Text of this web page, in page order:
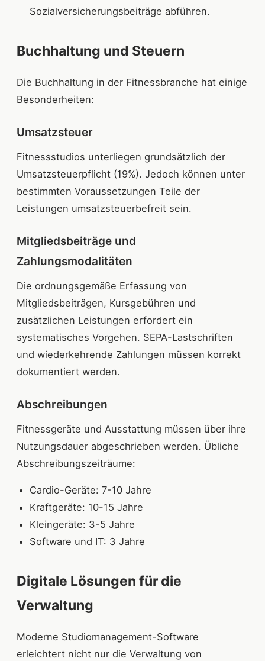
Sozialversicherungsbeiträge abführen.
Buchhaltung und Steuern
Die Buchhaltung in der Fitnessbranche hat einige
Besonderheiten:
Umsatzsteuer
Fitnessstudios unterliegen grundsätzlich der
Umsatzsteuerpflicht (19%). Jedoch können unter
bestimmten Voraussetzungen Teile der
Leistungen umsatzsteuerbefreit sein.
Mitgliedsbeiträge und
Zahlungsmodalitäten
Die ordnungsgemäße Erfassung von
Mitgliedsbeiträgen, Kursgebühren und
zusätzlichen Leistungen erfordert ein
systematisches Vorgehen. SEPA-Lastschriften
und wiederkehrende Zahlungen müssen korrekt
dokumentiert werden.
Abschreibungen
Fitnessgeräte und Ausstattung müssen über ihre
Nutzungsdauer abgeschrieben werden. Übliche
Abschreibungszeiträume:
Cardio-Geräte: 7-10 Jahre
Kraftgeräte: 10-15 Jahre
Kleingeräte: 3-5 Jahre
Software und IT: 3 Jahre
Digitale Lösungen für die
Verwaltung
Moderne Studiomanagement-Software
erleichtert nicht nur die Verwaltung von